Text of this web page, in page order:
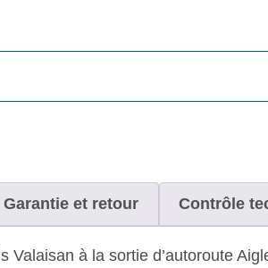
Garantie et retour Contrôle
à la sortie d’autoroute